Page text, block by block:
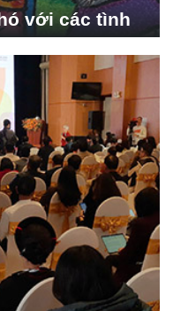
với các tình